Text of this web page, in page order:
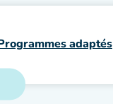
adaptés